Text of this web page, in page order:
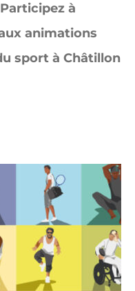
à
animations
sport à Châtillon